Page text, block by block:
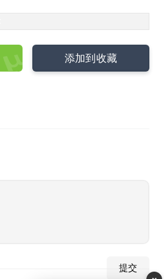
添加到收藏
提交